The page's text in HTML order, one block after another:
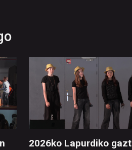
2026ko Lapurdiko